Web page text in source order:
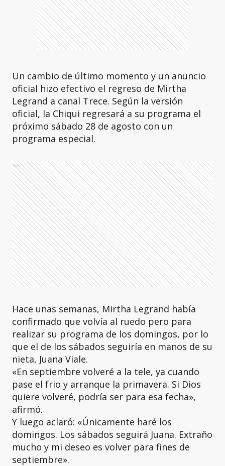
Un cambio de último momento y un anuncio
oficial hizo efectivo el regreso de Mirtha
Legrand a canal Trece. Según la versión
oficial, la Chiqui regresará a su programa el
próximo sábado 28 de agosto con un
programa especial.
Ads
Hace unas semanas, Mirtha Legrand había
confirmado que volvía al ruedo pero para
realizar su programa de los domingos, por lo
que el de los sábados seguiría en manos de su
nieta, Juana Viale.
«En septiembre volveré a la tele, ya cuando
pase el frio y arranque la primavera. Si Dios
quiere volveré, podría ser para esa fecha»,
afirmó.
Y luego aclaró: «Únicamente haré los
domingos. Los sábados seguirá Juana. Extraño
mucho y mi deseo es volver para fines de
septiembre».